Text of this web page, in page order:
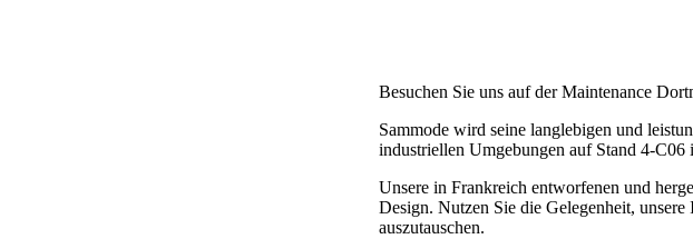
Besuchen Sie uns auf der Maintenance
Sammode wird seine langlebigen und
industriellen Umgebungen auf Stand 4-C06
Unsere in Frankreich entworfenen und
Design. Nutzen Sie die Gelegenheit,
auszutauschen.